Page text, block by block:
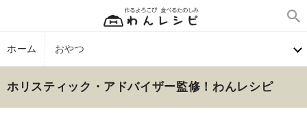
ホーム おやつ
ホリスティック・アドバイザー監修！わんレシピ